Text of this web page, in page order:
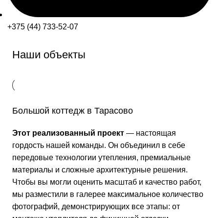
+375 (44) 733-52-07
Наши объекты
Большой коттедж в Тарасово
Этот реализованный проект — настоящая
гордость нашей команды. Он объединил в себе
передовые технологии утепления, премиальные
материалы и сложные архитектурные решения.
Чтобы вы могли оценить масштаб и качество работ,
мы разместили в галерее максимальное количество
фотографий, демонстрирующих все этапы: от